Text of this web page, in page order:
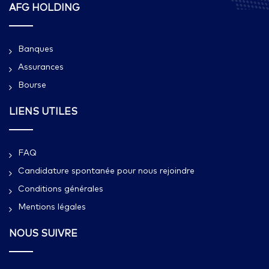
AFG HOLDING
Banques
Assurances
Bourse
LIENS UTILES
FAQ
Candidature spontanée pour nous rejoindre
Conditions générales
Mentions légales
NOUS SUIVRE